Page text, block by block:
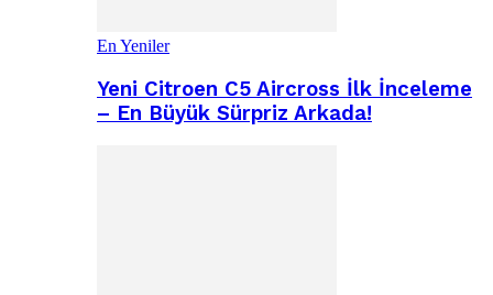
En Yeniler
Yeni Citroen C5 Aircross İlk İnceleme
– En Büyük Sürpriz Arkada!